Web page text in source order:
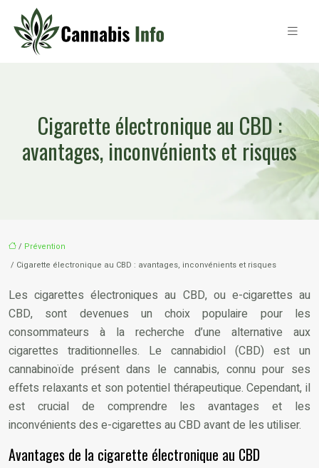
Cigarette électronique au CBD :
avantages, inconvénients et risques
/ Prévention
/ Cigarette électronique au CBD : avantages, inconvénients et risques
Les cigarettes électroniques au CBD, ou e-cigarettes au
CBD, sont devenues un choix populaire pour les
consommateurs à la recherche d’une alternative aux
cigarettes traditionnelles. Le cannabidiol (CBD) est un
cannabinoïde présent dans le cannabis, connu pour ses
effets relaxants et son potentiel thérapeutique. Cependant, il
est crucial de comprendre les avantages et les
inconvénients des e-cigarettes au CBD avant de les utiliser.
Avantages de la cigarette électronique au CBD